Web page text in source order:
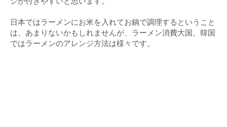
日本ではラーメンにお米を入れてお鍋で調理するということ
は、あまりないかもしれませんが、ラーメン消費大国、韓国
ではラーメンのアレンジ方法は様々です。